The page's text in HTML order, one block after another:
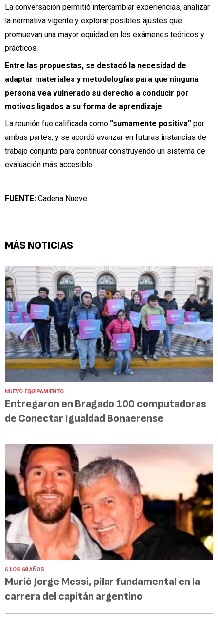
La conversación permitió intercambiar experiencias, analizar
la normativa vigente y explorar posibles ajustes que
promuevan una mayor equidad en los exámenes teóricos y
prácticos.
Entre las propuestas, se destacó la necesidad de
adaptar materiales y metodologías para que ninguna
persona vea vulnerado su derecho a conducir por
motivos ligados a su forma de aprendizaje.
La reunión fue calificada como “sumamente positiva” por
ambas partes, y se acordó avanzar en futuras instancias de
trabajo conjunto para continuar construyendo un sistema de
evaluación más accesible.
FUENTE: Cadena Nueve.
MÁS NOTICIAS
NUEVO EQUIPAMIENTO
Entregaron en Bragado 100 computadoras
de Conectar Igualdad Bonaerense
A LOS 68 AÑOS
Murió Jorge Messi, pilar fundamental en la
carrera del capitán argentino